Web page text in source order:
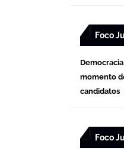
Foco
momento
candidatos
Foco